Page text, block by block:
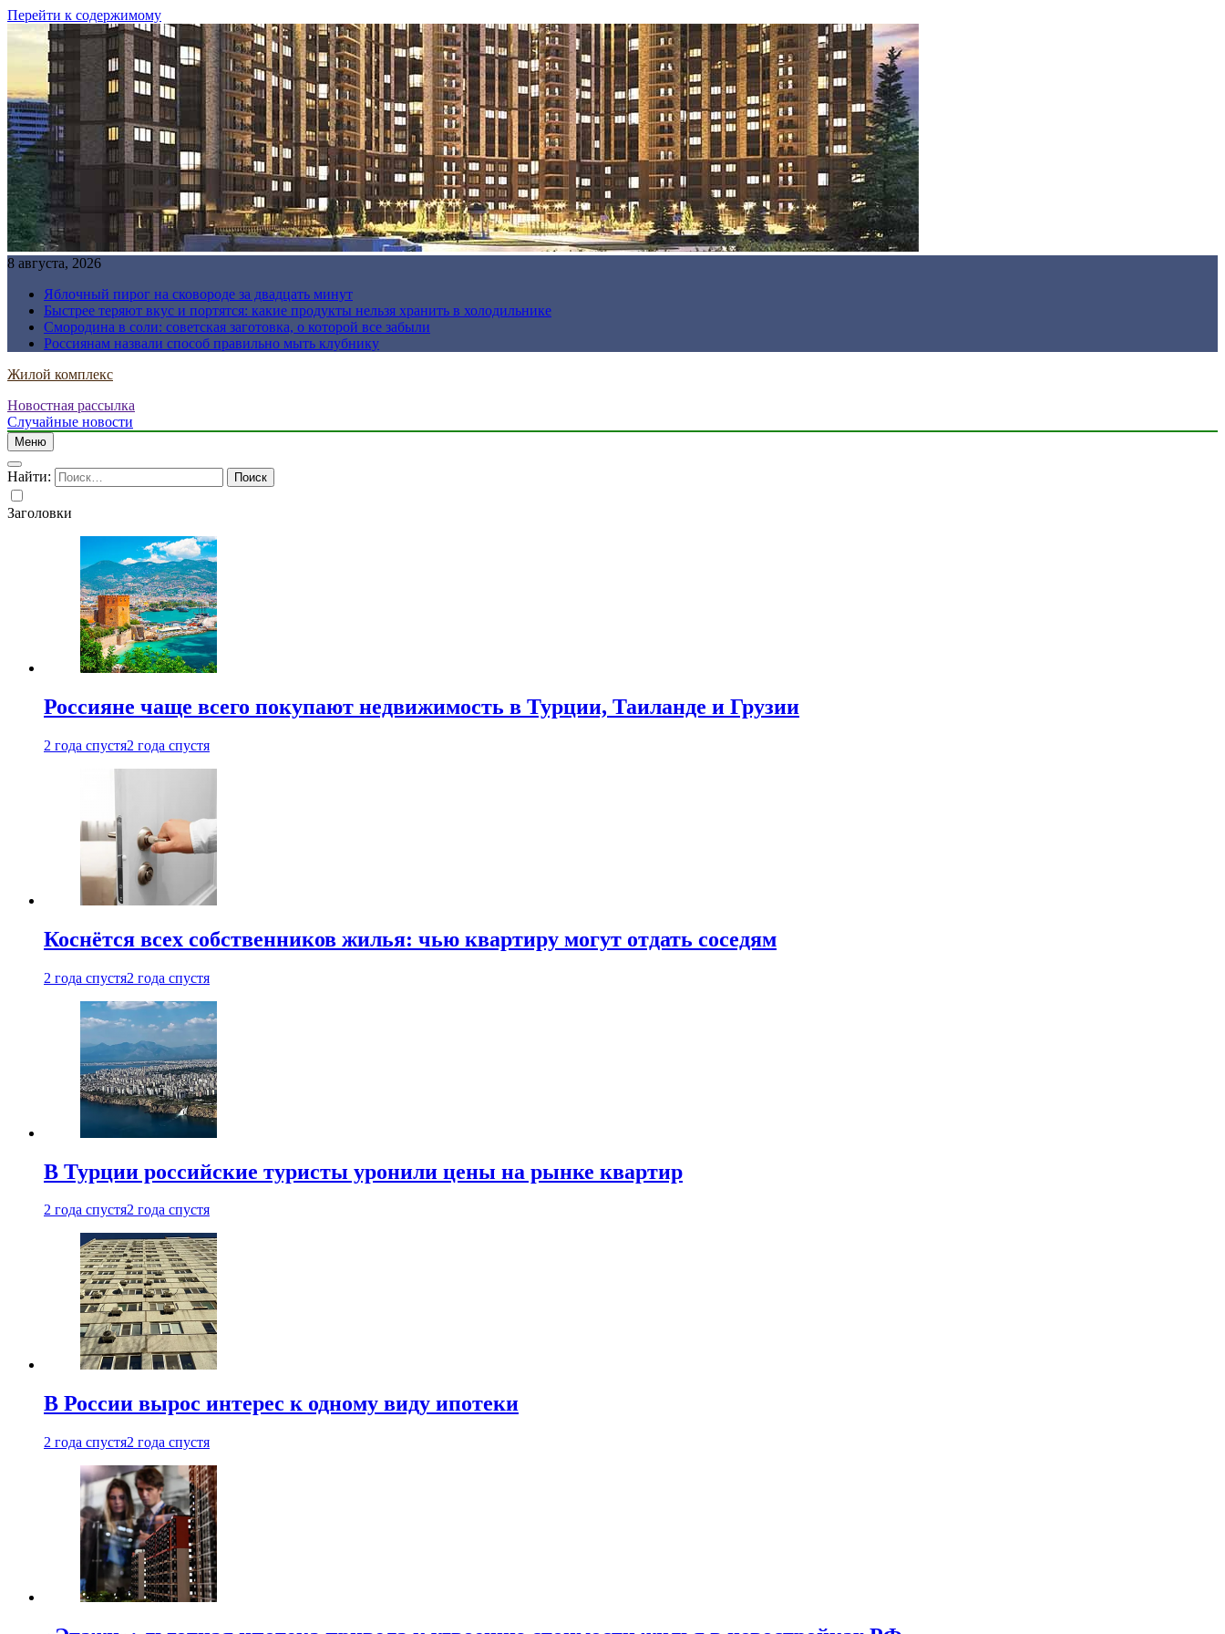
Перейти к содержимому
8 августа, 2026
Яблочный пирог на сковороде за двадцать минут
Быстрее теряют вкус и портятся: какие продукты нельзя хранить в холодильнике
Смородина в соли: советская заготовка, о которой все забыли
Россиянам назвали способ правильно мыть клубнику
Жилой комплекс
Новостная рассылка
Случайные новости
Меню
Найти:
Заголовки
Россияне чаще всего покупают недвижимость в Турции, Таиланде и Грузии
2 года спустя2 года спустя
Коснётся всех собственников жилья: чью квартиру могут отдать соседям
2 года спустя2 года спустя
В Турции российские туристы уронили цены на рынке квартир
2 года спустя2 года спустя
В России вырос интерес к одному виду ипотеки
2 года спустя2 года спустя